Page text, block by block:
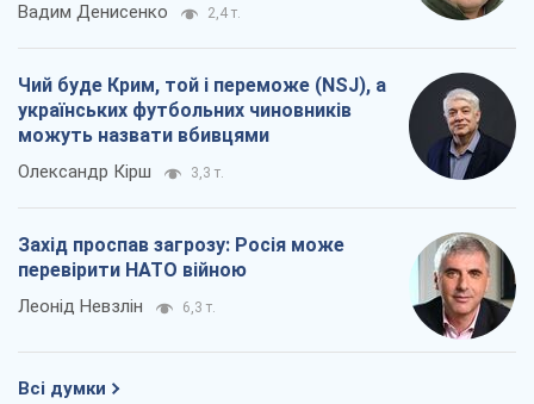
Вадим Денисенко 2,4 т.
Чий буде Крим, той і переможе (NSJ), а
українських футбольних чиновників
можуть назвати вбивцями
Олександр Кірш 3,3 т.
Захід проспав загрозу: Росія може
перевірити НАТО війною
Леонід Невзлін 6,3 т.
Всі думки